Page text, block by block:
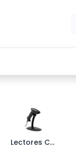
Lectores Codigos de Barra